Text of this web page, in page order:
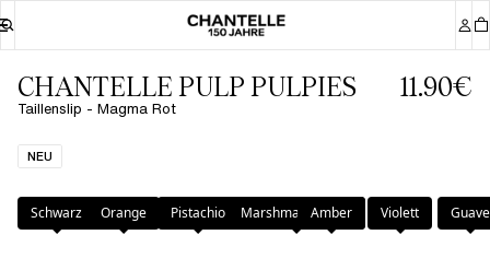
CHANTELLE PULP PULPIES
Taillenslip - Magma Rot
11.90€
NEU
Farbe: Magma Rot
Schwarz Orange Pistachio Marshmallow Pink
Amber Violett Guave